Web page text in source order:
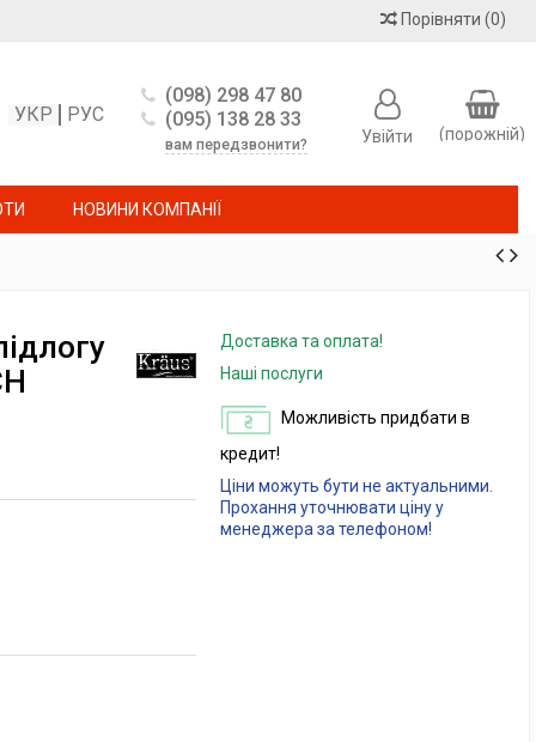
Порівняти (0)
(порожній)
РУС
УКР
(098) 298 47 80
(095) 138 28 33
вам передзвонити? Увійти
НОВИНИ КОМПАНІЇ
Доставка та оплата!
Наші послуги
Можливість придбати в
кредит!
Ціни можуть бути не актуальними.
Прохання уточнювати ціну у
менеджера за телефоном!